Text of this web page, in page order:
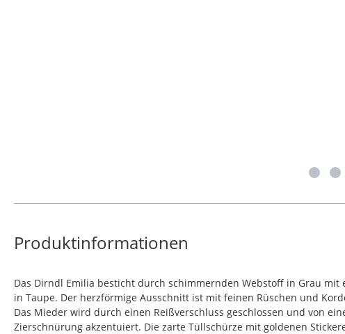
Produktinformationen
Das Dirndl Emilia besticht durch schimmernden Webstoff in Grau mit
in Taupe. Der herzförmige Ausschnitt ist mit feinen Rüschen und
Das Mieder wird durch einen Reißverschluss geschlossen und von
Zierschnürung akzentuiert. Die zarte Tüllschürze mit goldenen